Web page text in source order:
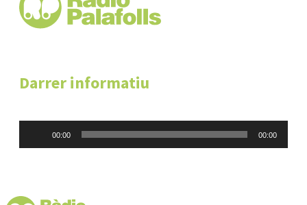
Darrer informatiu
00:00 00:00